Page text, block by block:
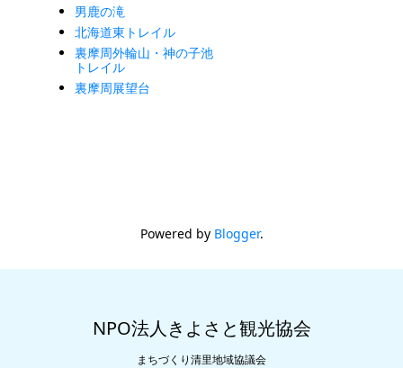
男鹿の滝
北海道東トレイル
裏摩周外輪山・神の子池
トレイル
裏摩周展望台
Powered by Blogger.
NPO法人きよさと観光協会
まちづくり清里地域協議会